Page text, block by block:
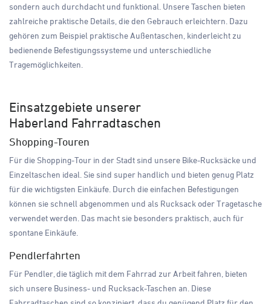
sondern auch durchdacht und funktional. Unsere Taschen bieten
zahlreiche praktische Details, die den Gebrauch erleichtern. Dazu
gehören zum Beispiel praktische Außentaschen, kinderleicht zu
bedienende Befestigungssysteme und unterschiedliche
Tragemöglichkeiten.
Einsatzgebiete unserer
Haberland Fahrradtaschen
Shopping-Touren
Für die Shopping-Tour in der Stadt sind unsere Bike-Rucksäcke und
Einzeltaschen ideal. Sie sind super handlich und bieten genug Platz
für die wichtigsten Einkäufe. Durch die einfachen Befestigungen
können sie schnell abgenommen und als Rucksack oder Tragetasche
verwendet werden. Das macht sie besonders praktisch, auch für
spontane Einkäufe.
Pendlerfahrten
Für Pendler, die täglich mit dem Fahrrad zur Arbeit fahren, bieten
sich unsere Business- und Rucksack-Taschen an. Diese